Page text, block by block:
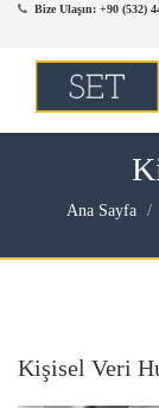
Bize Ulaşın: +90 (532)
Ana Sayfa
Kişisel Veri